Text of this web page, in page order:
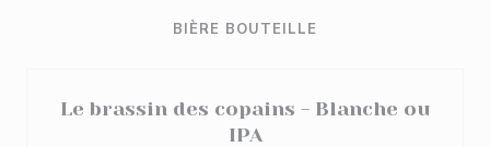
BIÈRE BOUTEILLE
Le brassin des copains - Blanche ou
IPA